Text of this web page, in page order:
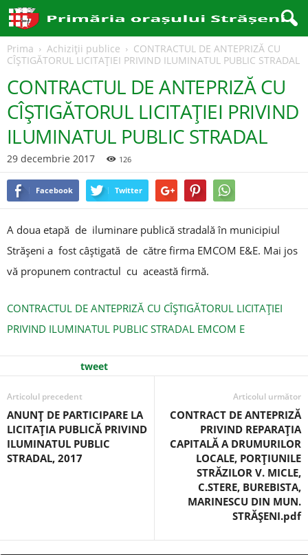
Prima Achiziţii publice
CONTRACTUL DE ANTEPRIZĂ CU
CÎŞTIGĂTORUL LICITAŢIEI PRIVIND ILUMINATUL PUBLIC STRADAL
CONTRACTUL DE ANTEPRIZĂ CU
CÎŞTIGĂTORUL LICITAŢIEI PRIVIND
ILUMINATUL PUBLIC STRADAL
29 decembrie 2017 126
Facebook Twitter
A doua etapă de iluminare publică stradală în municipiul
Străşeni a fost câştigată de către firma EMCOM E&E. Mai jos
vă propunem contractul cu această firmă.
CONTRACTUL DE ANTEPRIZĂ CU CÎŞTIGĂTORUL LICITAŢIEI
PRIVIND ILUMINATUL PUBLIC STRADAL EMCOM E
tweet
Articolul precedent
ANUNŢ DE PARTICIPARE LA
LICITAŢIA PUBLICĂ PRIVIND
ILUMINATUL PUBLIC
STRADAL, 2017
Articolul următor
CONTRACT DE ANTEPRIZĂ
PRIVIND REPARAŢIA
CAPITALĂ A DRUMURILOR
LOCALE, PORŢIUNILE
STRĂZILOR V. MICLE,
C.STERE, BUREBISTA,
MARINESCU DIN MUN.
STRĂŞENI.pdf